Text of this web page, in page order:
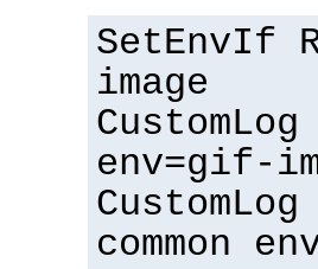
SetEnvIf
image
env=gif-
common